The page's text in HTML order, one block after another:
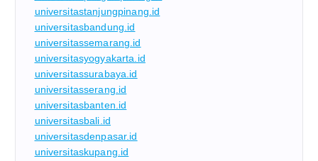
universitastanjungpinang.id
universitasbandung.id
universitassemarang.id
universitasyogyakarta.id
universitassurabaya.id
universitasserang.id
universitasbanten.id
universitasbali.id
universitasdenpasar.id
universitaskupang.id